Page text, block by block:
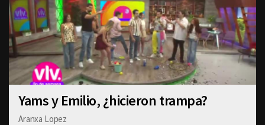
Yams y Emilio, ¿hicieron trampa?
Aranxa Lopez